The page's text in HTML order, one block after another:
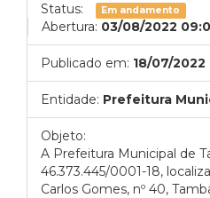
Status: Em andamento
Abertura: 03/08/2022
Publicado em: 18/07/2022
Entidade: Prefeitura
Objeto:
A Prefeitura Municipal de
46.373.445/0001-18,
Carlos Gomes, nº 40,